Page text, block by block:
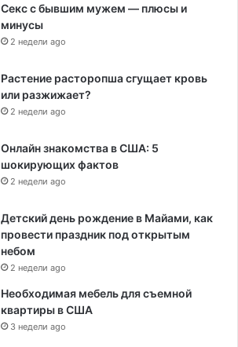
Секс с бывшим мужем — плюсы и
минусы
2 недели ago
Растение расторопша сгущает кровь
или разжижает?
2 недели ago
Онлайн знакомства в США: 5
шокирующих фактов
2 недели ago
Детский день рождение в Майами, как
провести праздник под открытым
небом
2 недели ago
Необходимая мебель для съемной
квартиры в США
3 недели ago